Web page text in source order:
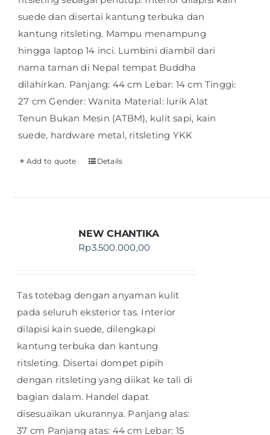
suede dan disertai kantung terbuka dan
kantung ritsleting. Mampu menampung
hingga laptop 14 inci. Lumbini diambil dari
nama taman di Nepal tempat Buddha
dilahirkan. Panjang: 44 cm Lebar: 14 cm Tinggi:
27 cm Gender: Wanita Material: lurik Alat
Tenun Bukan Mesin (ATBM), kulit sapi, kain
suede, hardware metal, ritsleting YKK
Add to quote Details
NEW CHANTIKA
Rp3.500.000,00
Tas totebag dengan anyaman kulit
pada seluruh eksterior tas. Interior
dilapisi kain suede, dilengkapi
kantung terbuka dan kantung
ritsleting. Disertai dompet pipih
dengan ritsleting yang diikat ke tali di
bagian dalam. Handel dapat
disesuaikan ukurannya. Panjang alas:
37 cm Panjang atas: 44 cm Lebar: 15